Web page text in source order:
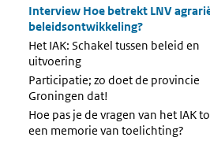
Interview Hoe betrekt LNV
beleidsontwikkeling?
Het IAK: Schakel tussen beleid en
uitvoering
Participatie; zo doet de provincie
Groningen dat!
Hoe pas je de vragen van het IAK
een memorie van toelichting?